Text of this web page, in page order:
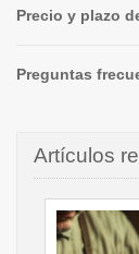
Precio y plazo
Preguntas
Artículos